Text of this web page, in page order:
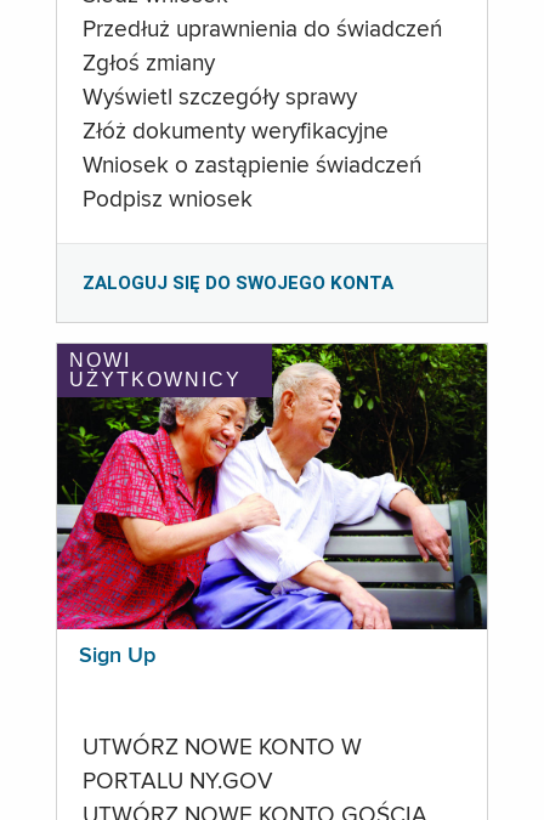
Przedłuż uprawnienia do świadczeń
Zgłoś zmiany
Wyświetl szczegóły sprawy
Złóż dokumenty weryfikacyjne
Wniosek o zastąpienie świadczeń
Podpisz wniosek
ZALOGUJ SIĘ DO SWOJEGO KONTA
NOWI
UŻYTKOWNICY
Sign Up
UTWÓRZ NOWE KONTO W
PORTALU NY.GOV